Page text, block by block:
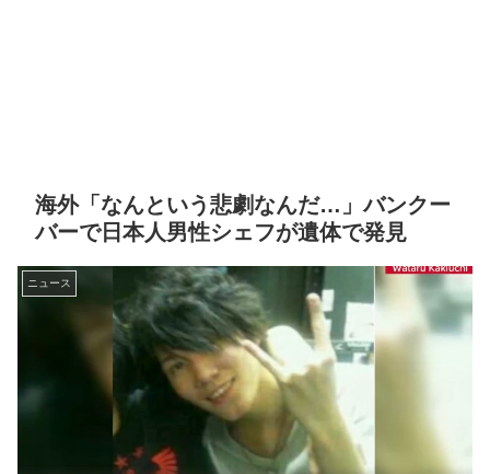
海外「なんという悲劇なんだ…」バンクー
バーで日本人男性シェフが遺体で発見
ニュース